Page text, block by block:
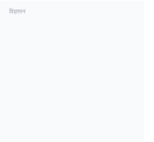
विज्ञापन